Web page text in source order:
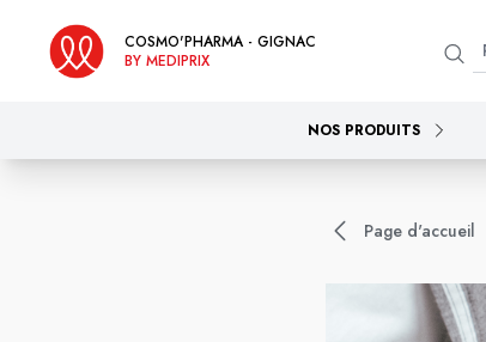
COSMO'PHARMA - GIGNAC
BY MEDIPRIX
NOS PRODUITS
Page d'accueil